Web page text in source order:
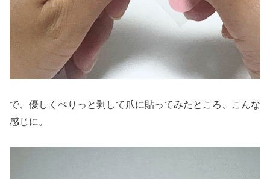
で、優しくぺりっと剥して爪に貼ってみたところ、こんな
感じに。